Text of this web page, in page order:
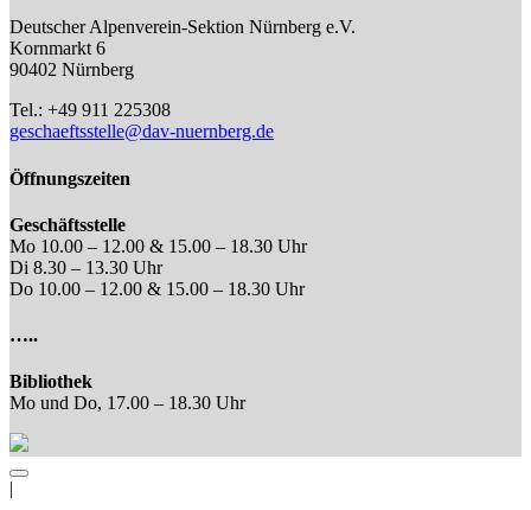
Deutscher Alpenverein-Sektion Nürnberg e.V.
Kornmarkt 6
90402 Nürnberg
Tel.: +49 911 225308
geschaeftsstelle@dav-nuernberg.de
Öffnungszeiten
Geschäftsstelle
Mo 10.00 – 12.00 & 15.00 – 18.30 Uhr
Di 8.30 – 13.30 Uhr
Do 10.00 – 12.00 & 15.00 – 18.30 Uhr
…..
Bibliothek
Mo und Do, 17.00 – 18.30 Uhr